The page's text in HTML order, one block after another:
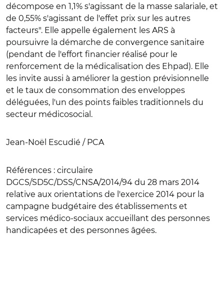
décompose en 1,1% s'agissant de la masse salariale, et
de 0,55% s'agissant de l'effet prix sur les autres
facteurs". Elle appelle également les ARS à
poursuivre la démarche de convergence sanitaire
(pendant de l'effort financier réalisé pour le
renforcement de la médicalisation des Ehpad). Elle
les invite aussi à améliorer la gestion prévisionnelle
et le taux de consommation des enveloppes
déléguées, l'un des points faibles traditionnels du
secteur médicosocial.
Jean-Noël Escudié / PCA
Références : circulaire
DGCS/SD5C/DSS/CNSA/2014/94 du 28 mars 2014
relative aux orientations de l'exercice 2014 pour la
campagne budgétaire des établissements et
services médico-sociaux accueillant des personnes
handicapées et des personnes âgées.